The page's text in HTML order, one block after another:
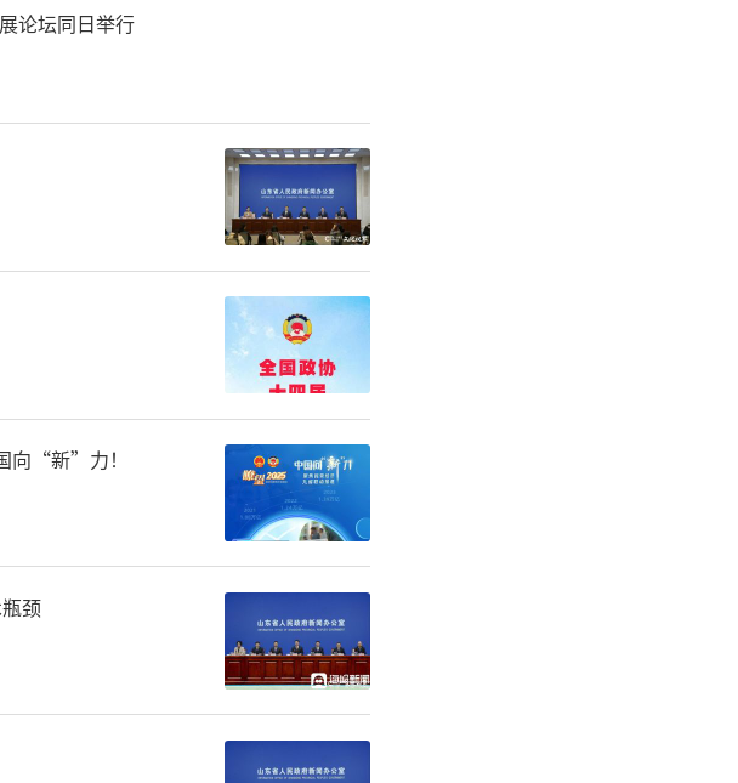
，对宋永进老师
评析，见解深刻，
更朴素的角度谈谈
定是个好人。其画
为心迹，品由心
作品中自然显露。
慢、格局狭隘之
宋老师为人谦和真
义，常怀利他之
厚与纯粹，既是为
人如其画，画如其
论坛同日举行
向“新”力！
颈